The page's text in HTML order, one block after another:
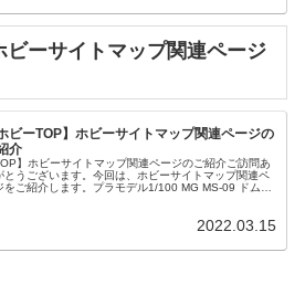
ビーサイトマップ関連ページ
ホビーTOP】ホビーサイトマップ関連ページの
介
】ホビーサイトマップ関連ページのご紹介ご訪問あ
とうございます。今回は、ホビーサイトマップ関連ペ
をご紹介します。プラモデル1/100 MG MS-09 ドム
2022.03.15